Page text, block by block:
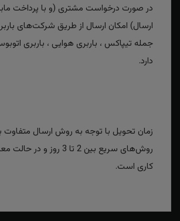
در صورت درخواست مشتری (و با پرداخت
ارسال) امکان ارسال از طریق شرکت‌های
جمله تیپاکس ، باربری هوایی ، باربری
دارد.
زمان تحویل با توجه به روش ارسال متفاوت
کاری است.